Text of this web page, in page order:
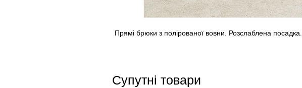
Прямі брюки з полірованої вовни. Розслаблена посадка.
Супутні товари